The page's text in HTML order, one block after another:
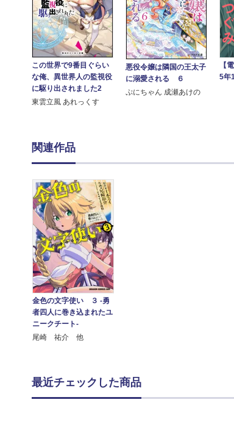
この世界で9番目ぐらい
な俺、異世界人の監視役
に駆り出されました2
東雲立風 あれっくす
悪役令嬢は隣国の王太子
に溺愛される ６
ぷにちゃん 成瀬あけの
【
5年
関連作品
金色の文字使い ３ ‐勇
者四人に巻き込まれたユ
ニークチート‐
尾崎 祐介 他
最近チェックした商品